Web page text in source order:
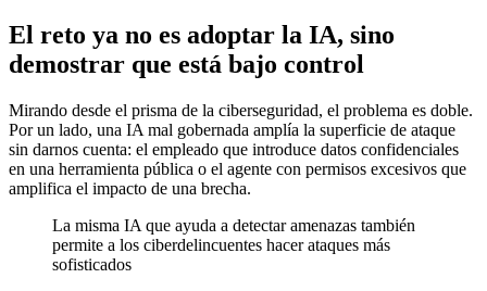
El reto ya no es adoptar la IA, sino
demostrar que está bajo control
Mirando desde el prisma de la ciberseguridad, el problema es doble.
Por un lado, una IA mal gobernada amplía la superficie de ataque
sin darnos cuenta: el empleado que introduce datos confidenciales
en una herramienta pública o el agente con permisos excesivos que
amplifica el impacto de una brecha.
La misma IA que ayuda a detectar amenazas también
permite a los ciberdelincuentes hacer ataques más
sofisticados